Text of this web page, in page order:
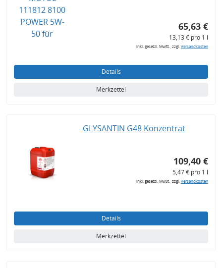
65,63 €
13,13 € pro 1 l
inkl. gesetzl. MwSt., zzgl.Versandkosten
Details
Merkzettel
GLYSANTIN G48 Konzentrat
109,40 €
5,47 € pro 1 l
inkl. gesetzl. MwSt., zzgl.Versandkosten
Details
Merkzettel